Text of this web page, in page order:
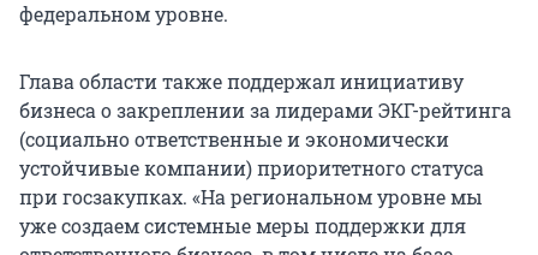
федеральном уровне.
Глава области также поддержал инициативу
бизнеса о закреплении за лидерами ЭКГ-рейтинга
(социально ответственные и экономически
устойчивые компании) приоритетного статуса
при госзакупках. «На региональном уровне мы
уже создаем системные меры поддержки для